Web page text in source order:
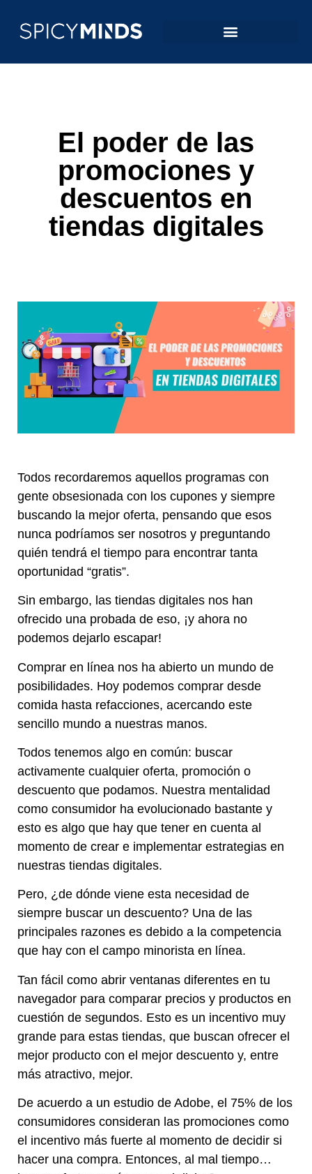
El poder de las
promociones y
descuentos en
tiendas digitales
Todos recordaremos aquellos programas con
gente obsesionada con los cupones y siempre
buscando la mejor oferta, pensando que esos
nunca podríamos ser nosotros y preguntando
quién tendrá el tiempo para encontrar tanta
oportunidad “gratis”.
Sin embargo, las tiendas digitales nos han
ofrecido una probada de eso, ¡y ahora no
podemos dejarlo escapar!
Comprar en línea nos ha abierto un mundo de
posibilidades. Hoy podemos comprar desde
comida hasta refacciones, acercando este
sencillo mundo a nuestras manos.
Todos tenemos algo en común: buscar
activamente cualquier oferta, promoción o
descuento que podamos. Nuestra mentalidad
como consumidor ha evolucionado bastante y
esto es algo que hay que tener en cuenta al
momento de crear e implementar estrategias en
nuestras tiendas digitales.
Pero, ¿de dónde viene esta necesidad de
siempre buscar un descuento? Una de las
principales razones es debido a la competencia
que hay con el campo minorista en línea.
Tan fácil como abrir ventanas diferentes en tu
navegador para comparar precios y productos en
cuestión de segundos. Esto es un incentivo muy
grande para estas tiendas, que buscan ofrecer el
mejor producto con el mejor descuento y, entre
más atractivo, mejor.
De acuerdo a un estudio de Adobe, el 75% de los
consumidores consideran las promociones como
el incentivo más fuerte al momento de decidir si
hacer una compra. Entonces, al mal tiempo…